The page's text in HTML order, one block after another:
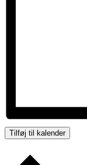
Tilføj til kalender